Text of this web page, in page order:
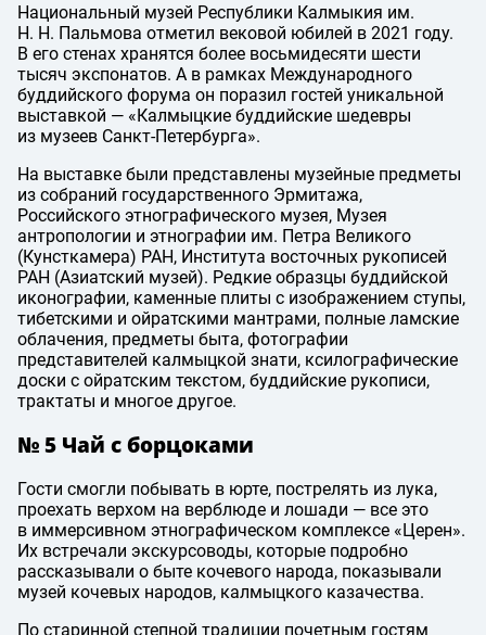
Национальный музей Республики Калмыкия им.
Н. Н. Пальмова отметил вековой юбилей в 2021 году.
В его стенах хранятся более восьмидесяти шести
тысяч экспонатов. А в рамках Международного
буддийского форума он поразил гостей уникальной
выставкой — «Калмыцкие буддийские шедевры
из музеев Санкт-Петербурга».
На выставке были представлены музейные предметы
из собраний государственного Эрмитажа,
Российского этнографического музея, Музея
антропологии и этнографии им. Петра Великого
(Кунсткамера) РАН, Института восточных рукописей
РАН (Азиатский музей). Редкие образцы буддийской
иконографии, каменные плиты с изображением ступы,
тибетскими и ойратскими мантрами, полные ламские
облачения, предметы быта, фотографии
представителей калмыцкой знати, ксилографические
доски с ойратским текстом, буддийские рукописи,
трактаты и многое другое.
№ 5 Чай с борцоками
Гости смогли побывать в юрте, пострелять из лука,
проехать верхом на верблюде и лошади — все это
в иммерсивном этнографическом комплексе «Церен».
Их встречали экскурсоводы, которые подробно
рассказывали о быте кочевого народа, показывали
музей кочевых народов, калмыцкого казачества.
По старинной степной традиции почетным гостям